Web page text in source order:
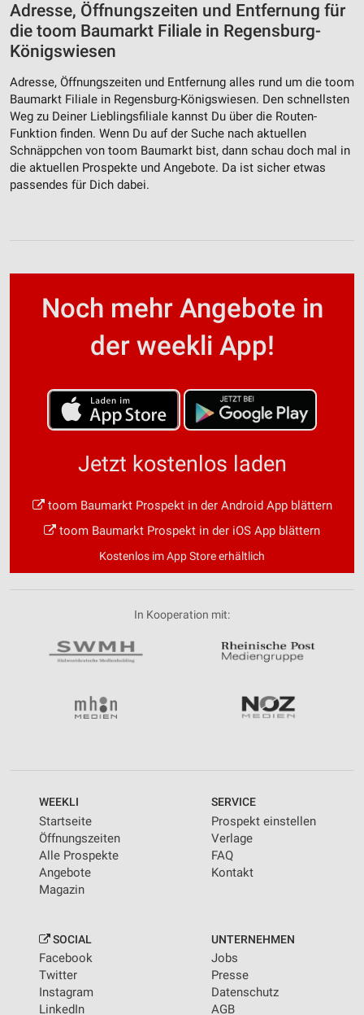
Adresse, Öffnungszeiten und Entfernung für
die toom Baumarkt Filiale in Regensburg-
Königswiesen
Adresse, Öffnungszeiten und Entfernung alles rund um die toom
Baumarkt Filiale in Regensburg-Königswiesen. Den schnellsten
Weg zu Deiner Lieblingsfiliale kannst Du über die Routen-
Funktion finden. Wenn Du auf der Suche nach aktuellen
Schnäppchen von toom Baumarkt bist, dann schau doch mal in
die aktuellen Prospekte und Angebote. Da ist sicher etwas
passendes für Dich dabei.
Noch mehr Angebote in
der weekli App!
Jetzt kostenlos laden
toom Baumarkt Prospekt in der Android App blättern
toom Baumarkt Prospekt in der iOS App blättern
Kostenlos im App Store erhältlich
In Kooperation mit:
WEEKLI
Startseite
Öffnungszeiten
Alle Prospekte
Angebote
Magazin
SERVICE
Prospekt einstellen
Verlage
FAQ
Kontakt
SOCIAL
Facebook
Twitter
Instagram
LinkedIn
UNTERNEHMEN
Jobs
Presse
Datenschutz
AGB